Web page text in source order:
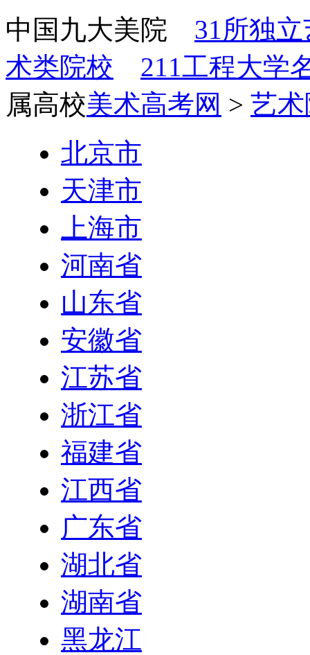
中国九大美院 31所独
术类院校
211工程大学
属高校美术高考网 > 艺
北京市
天津市
上海市
河南省
山东省
安徽省
江苏省
浙江省
福建省
江西省
广东省
湖北省
湖南省
黑龙江